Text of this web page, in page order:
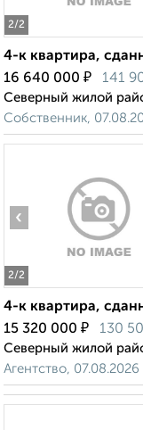
2/2
4-к квартира,
16 640 000 ₽ 141
Северный жилой
Собственник,
2/2
‹
4-к квартира,
15 320 000 ₽ 130
Северный жилой
Агентство, 07.08.2026